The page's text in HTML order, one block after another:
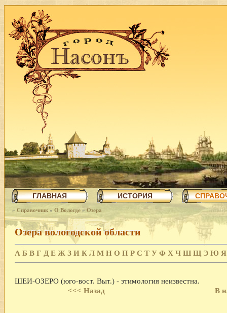
ГЛАВНАЯ ИСТОРИЯ
» Справочник » О Вологде » Озера
Озера вологодской области
А Б В Г Д Е Ж З И К Л М Н О П Р С Т У Ф Х Ч Ш Щ Э Ю Я
ШЕИ-ОЗЕРО (юго-вост. Выт.) - этимология неизвестна.
<<< Назад
В